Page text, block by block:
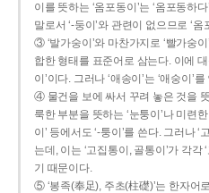
이를 뜻하는 ‘옴포동이’는 ‘옴포동하
말로서 ‘-둥이’와 관련이 없으므로 ‘
③ ‘발가숭이’와 마찬가지로 ‘빨가숭
합한 형태를 표준어로 삼는다. 이에
이’이다. 그러나 ‘애송이’는 ‘애숭이’
④ 물건을 보에 싸서 꾸려 놓은 것을
룩한 부분을 뜻하는 ‘눈퉁이’나 미련
이’ 등에서도 ‘-퉁이’를 쓴다. 그러나 ‘
는데, 이는 ‘고집통이, 골통이’가 각각 ‘
기 때문이다.
⑤ ‘봉족(奉足), 주초(柱礎)’는 한자어